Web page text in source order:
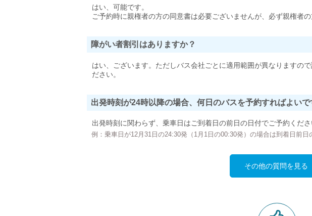
はい、可能です。
ご予約時に親権者の方の同意書は必要ございませんが、必ず親権者
障がい者割引はありますか？
はい、ございます。ただしバス会社ごとに適用範囲が異なりますの
ださい。
出発時刻が24時以降の場合、何日のバスを予約すればよいで
出発時刻に関わらず、乗車日はご到着日の前日の日付でご予約くださ
例：乗車日が12月31日の24:30発（1月1日の00:30発）の場合は到着日前日
その他の質問を見る